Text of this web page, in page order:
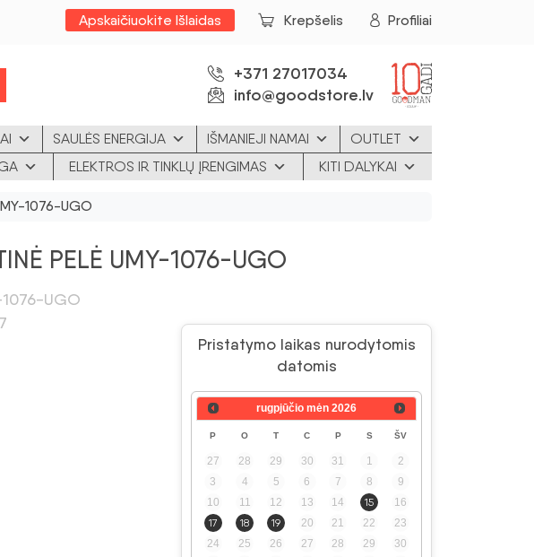
Apskaičiuokite Išlaidas Krepšelis Profiliai
+371 27017034
info@goodstore.lv
SAULĖS ENERGIJA IŠMANIEJI NAMAI
OUTLET
ELEKTROS IR TINKLŲ ĮRENGIMAS KITI DALYKAI
1076-UGO
PELĖ UMY-1076-UGO
UGO
Pristatymo laikas nurodytomis
datomis
rugpjūčio mėn 2026
P O T C P S ŠV
27 28 29 30 31 1
2
3
4 5 6 7 8
9
10
11 12 13 14 15
16
17
18 19 20 21 22
23
24
25 26 27 28 29
30